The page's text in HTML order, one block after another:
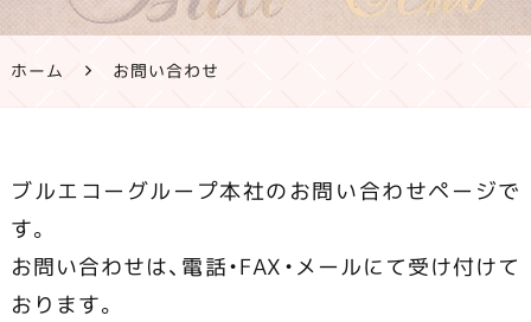
ー公式サイ
ト | 霧島市・
屋市、八代
市で営業中
ホーム お問い合わせ
ブルエコーグループ本社のお問い合わせページで
す。
お問い合わせは、電話・FAX・メールにて受け付けて
おります。